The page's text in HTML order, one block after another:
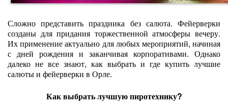
Сложно представить праздника без салюта. Фейерверки
созданы для придания торжественной атмосферы вечеру.
Их применение актуально для любых мероприятий, начиная
с дней рождения и заканчивая корпоративами. Однако
далеко не все знают, как выбрать и где купить лучшие
салюты и фейерверки в Орле.
Как выбрать лучшую пиротехнику?